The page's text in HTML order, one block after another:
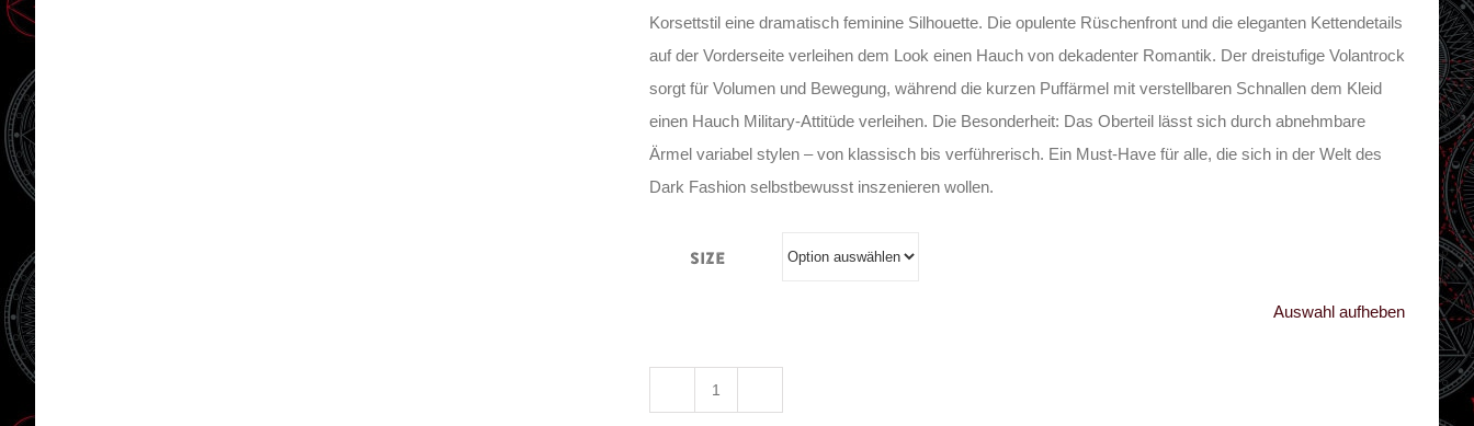
Korsettstil eine dramatisch feminine Silhouette. Die opulente Rüschenfront und die eleganten Kettendetails
auf der Vorderseite verleihen dem Look einen Hauch von dekadenter Romantik. Der dreistufige Volantrock
sorgt für Volumen und Bewegung, während die kurzen Puffärmel mit verstellbaren Schnallen dem Kleid
einen Hauch Military-Attitüde verleihen. Die Besonderheit: Das Oberteil lässt sich durch abnehmbare
Ärmel variabel stylen – von klassisch bis verführerisch. Ein Must-Have für alle, die sich in der Welt des
Dark Fashion selbstbewusst inszenieren wollen.
Size
Auswahl aufheben